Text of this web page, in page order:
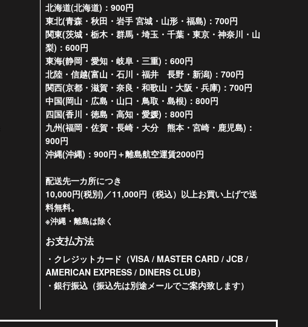
北海道(北海道)：900円
東北(青森・秋田・岩手 宮城・山形・福島)：700円
関東(茨城・栃木・群馬・埼玉・千葉・東京・神奈川・山
梨)：600円
東海(静岡・愛知・岐阜・三重)：600円
北陸・信越(富山・石川・福井 長野・新潟)：700円
関西(京都・滋賀・奈良・和歌山・大阪・兵庫)：700円
中国(岡山・広島・山口・鳥取・島根)：800円
四国(香川・徳島・高知・愛媛)：800円
九州(福岡・佐賀・長崎・大分 熊本・宮崎・鹿児島)：
900円
沖縄(沖縄)：900円＋離島航空運賃2000円
配送先一カ所につき
10,000円(税別)／11,000円（税込）以上お買い上げで送
料無料。
※沖縄・離島は除く
お支払方法
・クレジットカード（VISA / MASTER CARD / JCB /
AMERICAN EXPRESS / DINERS CLUB）
・銀行振込（振込先は別途メールでご案内致します）